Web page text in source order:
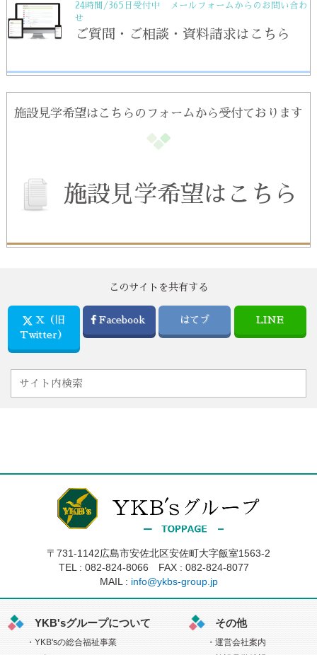
24時間/365日受付中 メールフォームからのお問い合わ
せ
ご質問・ご相談・資料請求はこちら
施設見学希望はこちらのフォームから受付ております
施設見学希望はこちら
このサイトを共有する
X（旧
Twitter）
Facebook はてブ LINE
〒731-1142広島市安佐北区安佐町大字飯室1563-2
TEL : 082-824-8066 FAX : 082-824-8077
MAIL : info@ykbs-group.jp
YKB'sグループについて
YKB'sの総合福祉事業
その他
運営会社案内